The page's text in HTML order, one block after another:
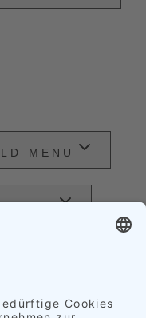
MENU
MENU
MENU